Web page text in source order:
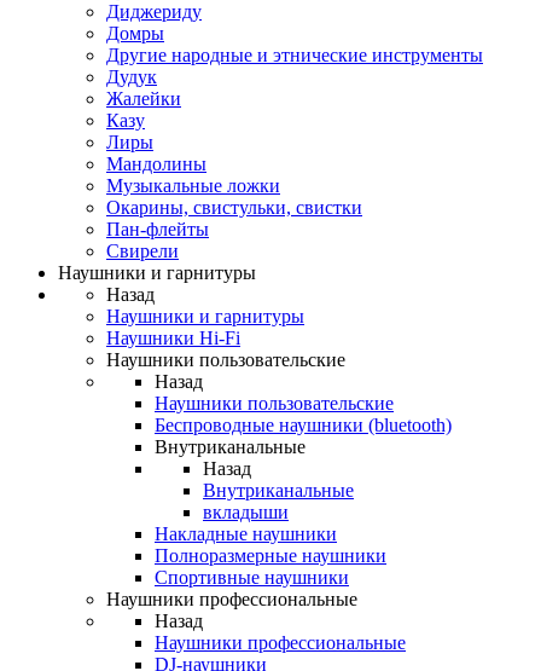
Диджериду
Домры
Другие народные и этнические инструменты
Дудук
Жалейки
Казу
Лиры
Мандолины
Музыкальные ложки
Окарины, свистульки, свистки
Пан-флейты
Свирели
Наушники и гарнитуры
Назад
Наушники и гарнитуры
Наушники Hi-Fi
Наушники пользовательские
Назад
Наушники пользовательские
Беспроводные наушники (bluetooth)
Внутриканальные
Назад
Внутриканальные
вкладыши
Накладные наушники
Полноразмерные наушники
Спортивные наушники
Наушники профессиональные
Назад
Наушники профессиональные
DJ-наушники